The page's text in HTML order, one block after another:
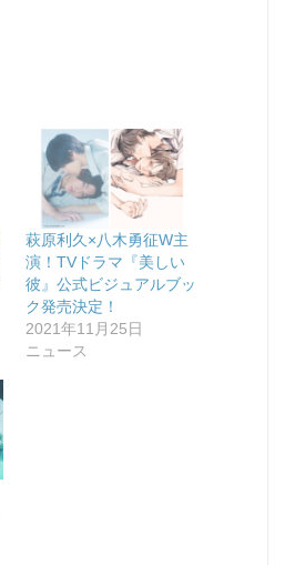
萩原利久×八木勇征W主
演！TVドラマ『美しい
彼』公式ビジュアルブッ
ク発売決定！
2021年11月25日
ニュース